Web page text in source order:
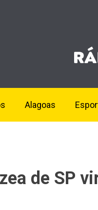
Alagoas
de SP